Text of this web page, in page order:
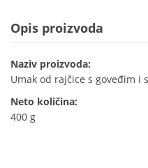
Opis proizvoda
Naziv proizvoda:
Umak od rajčice s goveđim i
Neto količina:
400 g